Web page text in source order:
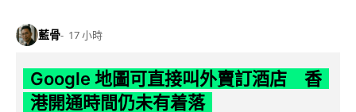
藍骨 17 小時
Google 地圖可直接叫外賣訂酒店 香
港開通時間仍未有着落